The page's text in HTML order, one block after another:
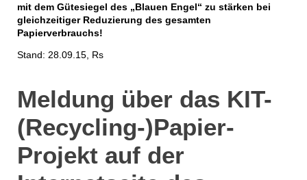
mit dem Gütesiegel des „Blauen Engel“ zu stärken bei
gleichzeitiger Reduzierung des gesamten
Papierverbrauchs!
Stand: 28.09.15, Rs
Meldung über das KIT-
(Recycling-)Papier-
Projekt auf der